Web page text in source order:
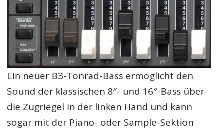
Ein neuer B3-Tonrad-Bass ermöglicht den
Sound der klassischen 8″- und 16″-Bass über
die Zugriegel in der linken Hand und kann
sogar mit der Piano- oder Sample-Sektion